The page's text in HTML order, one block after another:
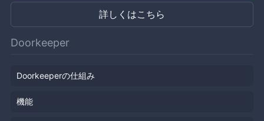
詳しくはこちら
Doorkeeper
Doorkeeperの仕組み
機能